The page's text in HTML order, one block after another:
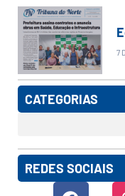
7
CATEGORIAS
REDES SOCIAIS